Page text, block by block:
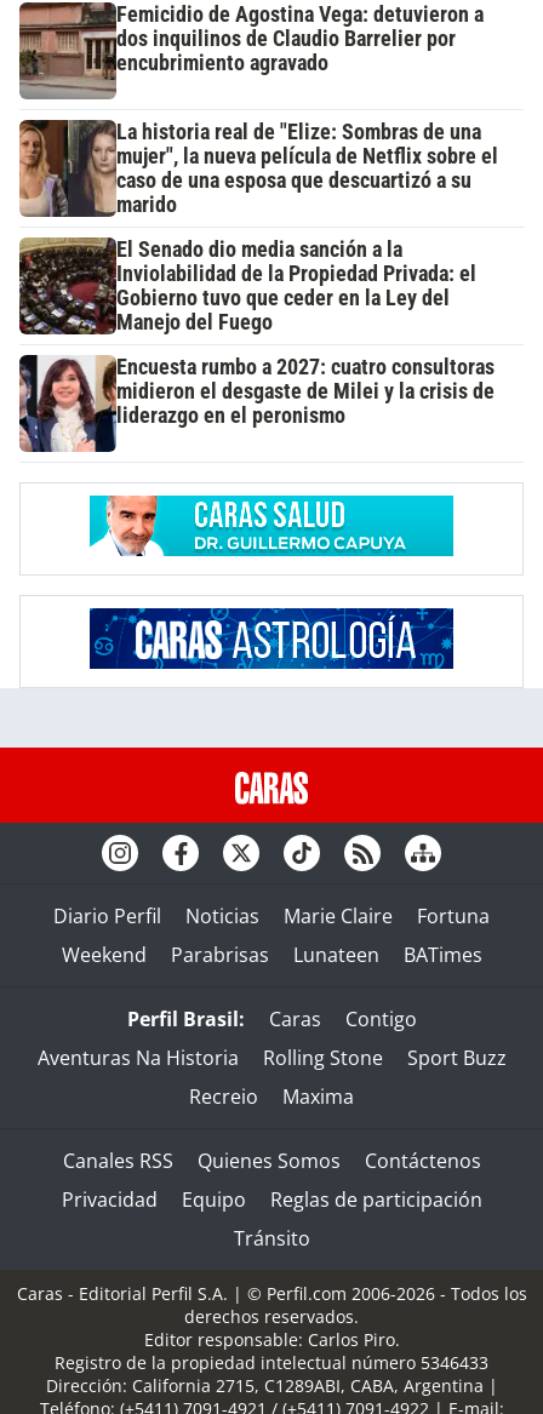
Femicidio de Agostina Vega: detuvieron a
dos inquilinos de Claudio Barrelier por
encubrimiento agravado
La historia real de "Elize: Sombras de una
mujer", la nueva película de Netflix sobre el
caso de una esposa que descuartizó a su
marido
El Senado dio media sanción a la
Inviolabilidad de la Propiedad Privada: el
Gobierno tuvo que ceder en la Ley del
Manejo del Fuego
Encuesta rumbo a 2027: cuatro consultoras
midieron el desgaste de Milei y la crisis de
liderazgo en el peronismo
Diario Perfil Noticias Marie Claire
Fortuna
Weekend
Parabrisas Lunateen BATimes
Perfil Brasil: Caras
Contigo
Aventuras Na Historia
Rolling Stone
Sport Buzz
Recreio
Maxima
Canales RSS Quienes Somos
Contáctenos
Privacidad
Equipo
Reglas de participación
Tránsito
Caras - Editorial Perfil S.A. | © Perfil.com 2006-2026 - Todos los
derechos reservados.
Editor responsable: Carlos Piro.
Registro de la propiedad intelectual número 5346433
Dirección: California 2715, C1289ABI, CABA, Argentina |
Teléfono: (+5411) 7091-4921 / (+5411) 7091-4922 | E-mail: